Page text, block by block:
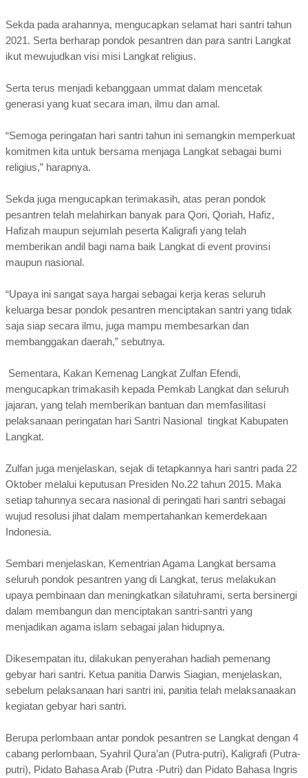
Sekda pada arahannya, mengucapkan selamat hari santri tahun
2021. Serta berharap pondok pesantren dan para santri Langkat
ikut mewujudkan visi misi Langkat religius.
Serta terus menjadi kebanggaan ummat dalam mencetak
generasi yang kuat secara iman, ilmu dan amal.
“Semoga peringatan hari santri tahun ini semangkin memperkuat
komitmen kita untuk bersama menjaga Langkat sebagai bumi
religius,” harapnya.
Sekda juga mengucapkan terimakasih, atas peran pondok
pesantren telah melahirkan banyak para Qori, Qoriah, Hafiz,
Hafizah maupun sejumlah peserta Kaligrafi yang telah
memberikan andil bagi nama baik Langkat di event provinsi
maupun nasional.
“Upaya ini sangat saya hargai sebagai kerja keras seluruh
keluarga besar pondok pesantren menciptakan santri yang tidak
saja siap secara ilmu, juga mampu membesarkan dan
membanggakan daerah,” sebutnya.
Sementara, Kakan Kemenag Langkat Zulfan Efendi,
mengucapkan trimakasih kepada Pemkab Langkat dan seluruh
jajaran, yang telah memberikan bantuan dan memfasilitasi
pelaksanaan peringatan hari Santri Nasional tingkat Kabupaten
Langkat.
Zulfan juga menjelaskan, sejak di tetapkannya hari santri pada 22
Oktober melalui keputusan Presiden No.22 tahun 2015. Maka
setiap tahunnya secara nasional di peringati hari santri sebagai
wujud resolusi jihat dalam mempertahankan kemerdekaan
Indonesia.
Sembari menjelaskan, Kementrian Agama Langkat bersama
seluruh pondok pesantren yang di Langkat, terus melakukan
upaya pembinaan dan meningkatkan silatuhrami, serta bersinergi
dalam membangun dan menciptakan santri-santri yang
menjadikan agama islam sebagai jalan hidupnya.
Dikesempatan itu, dilakukan penyerahan hadiah pemenang
gebyar hari santri. Ketua panitia Darwis Siagian, menjelaskan,
sebelum pelaksanaan hari santri ini, panitia telah melaksanaakan
kegiatan gebyar hari santri.
Berupa perlombaan antar pondok pesantren se Langkat dengan 4
cabang perlombaan, Syahril Qura’an (Putra-putri), Kaligrafi (Putra-
putri), Pidato Bahasa Arab (Putra -Putri) dan Pidato Bahasa Ingris